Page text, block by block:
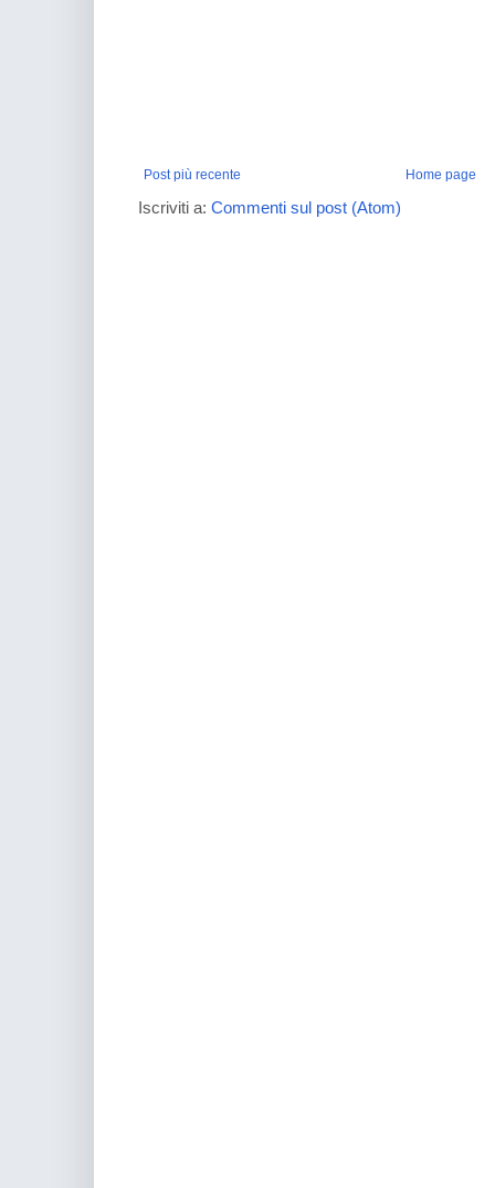
Post più recente Home page
Iscriviti a: Commenti sul post (Atom)